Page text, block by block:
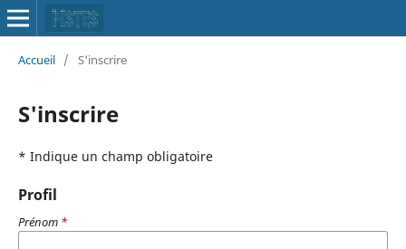
Accueil / S'inscrire
S'inscrire
* Indique un champ obligatoire
Profil
Prénom *